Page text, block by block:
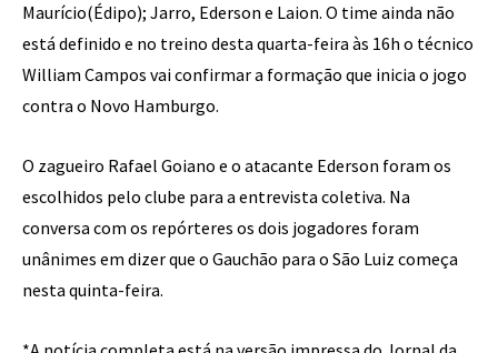
Maurício(Édipo); Jarro, Ederson e Laion. O time ainda não
está definido e no treino desta quarta-feira às 16h o técnico
William Campos vai confirmar a formação que inicia o jogo
contra o Novo Hamburgo.
O zagueiro Rafael Goiano e o atacante Ederson foram os
escolhidos pelo clube para a entrevista coletiva. Na
conversa com os repórteres os dois jogadores foram
unânimes em dizer que o Gauchão para o São Luiz começa
nesta quinta-feira.